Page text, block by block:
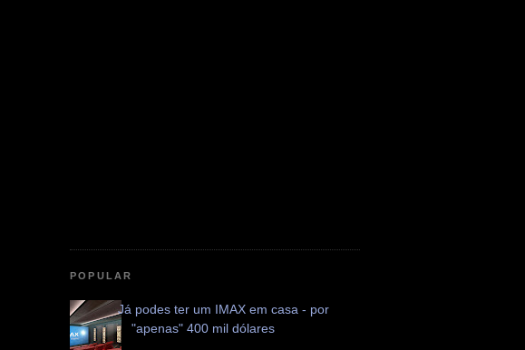
POPULAR
Já podes ter um IMAX em casa - por
"apenas" 400 mil dólares